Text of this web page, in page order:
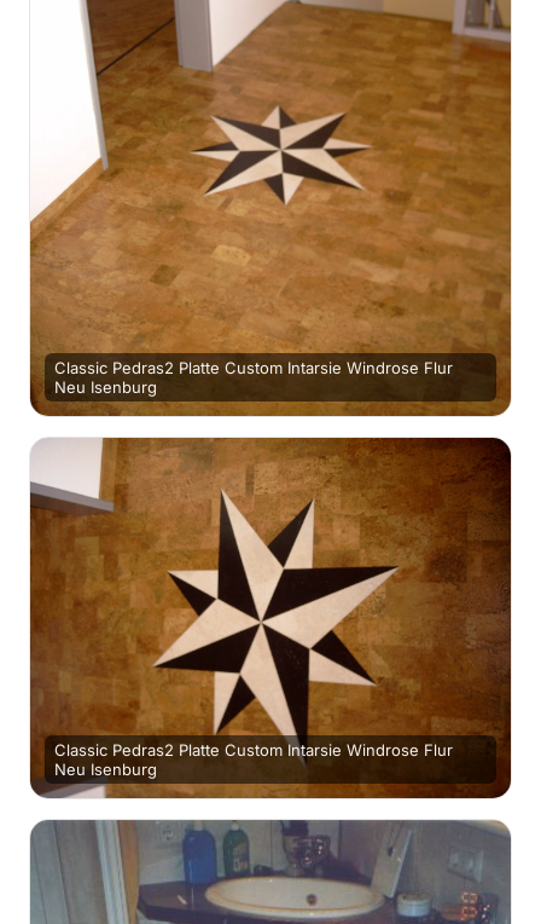
Classic Pedras2 Platte Custom Intarsie Windrose Flur
Neu Isenburg
Classic Pedras2 Platte Custom Intarsie Windrose Flur
Neu Isenburg